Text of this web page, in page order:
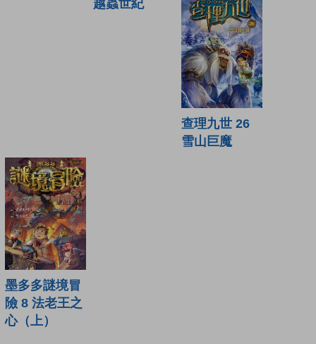
越蟲世紀
查理九世 26
雪山巨魔
墨多多謎境冒
險 8 法老王之
心（上）